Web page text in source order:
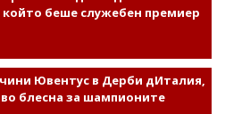
който беше служебен премиер
Ювентус в Дерби дИталия,
блесна за шампионите